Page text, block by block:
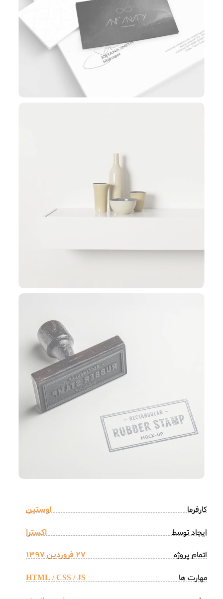
کارفرما
اوستین
ایجاد توسط
اکسترا
اتمام پروژه
27 فروردین 1397
مهارت ها
HTML / CSS / JS